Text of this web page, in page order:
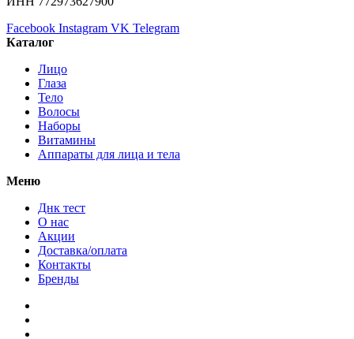
Facebook Instagram VK Telegram
Каталог
Лицо
Глаза
Тело
Волосы
Наборы
Витамины
Аппараты для лица и тела
Меню
Днк тест
О нас
Акции
Доставка/оплата
Контакты
Бренды